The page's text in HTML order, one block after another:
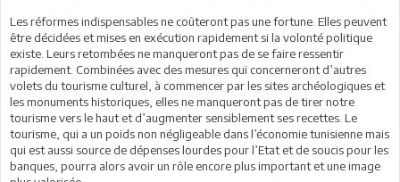
Les réformes indispensables ne coûteront pas une fortune. Elles peuvent
être décidées et mises en exécution rapidement si la volonté politique
existe. Leurs retombées ne manqueront pas de se faire ressentir
rapidement. Combinées avec des mesures qui concerneront d’autres
volets du tourisme culturel, à commencer par les sites archéologiques et
les monuments historiques, elles ne manqueront pas de tirer notre
tourisme vers le haut et d’augmenter sensiblement ses recettes. Le
tourisme, qui a un poids non négligeable dans l’économie tunisienne mais
qui est aussi source de dépenses lourdes pour l’Etat et de soucis pour les
banques, pourra alors avoir un rôle encore plus important et une image